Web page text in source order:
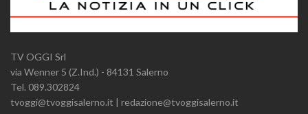
TV OGGI Srl
via Wenner 5 (Z.Ind.) - 84131 Salerno
Tel. 089.302824
tvoggi@tvoggisalerno.it | redazione@tvoggisalerno.it